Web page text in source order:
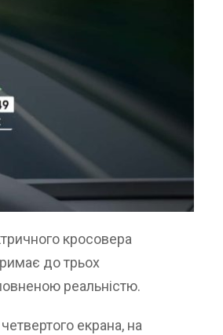
кросовера
до трьох
реальністю.
екрана, на